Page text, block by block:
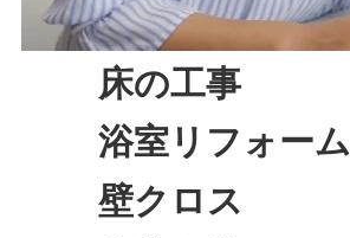
床の工事
浴室リフォーム
壁クロス